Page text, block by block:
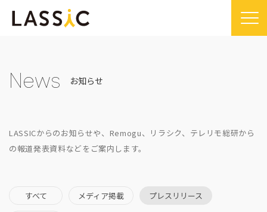
Company
Remogu（リモグ）・リラシク
Sustainability TOP
コンプライアンス推進体制
News
メディア掲載
News お知らせ
LASSICからのお知らせや、Remogu、リラシク、テレリモ総研から
の報道発表資料などをご案内します。
すべて メディア掲載 プレスリリース